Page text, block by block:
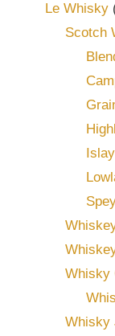
Le Whisky
Scotch
Islay
Whisky
Whisky